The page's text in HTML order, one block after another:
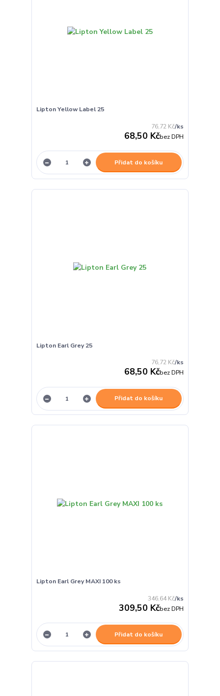
Lipton Yellow Label 25
76,72 Kč/ks
68,50 Kčbez DPH
Přidat do košíku
Lipton Earl Grey 25
76,72 Kč/ks
68,50 Kčbez DPH
Přidat do košíku
Lipton Earl Grey MAXI 100 ks
346,64 Kč/ks
309,50 Kčbez DPH
Přidat do košíku